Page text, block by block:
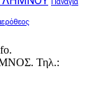
ιερόθεος
Τηλ.: